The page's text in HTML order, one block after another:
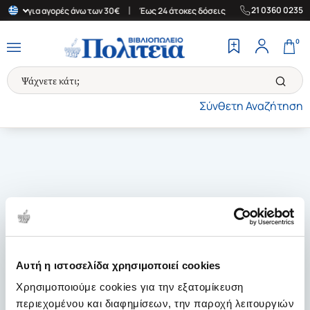
Αυτή η ιστοσελίδα χρησιμοποιεί cookies
Χρησιμοποιούμε cookies για την εξατομίκευση
περιεχομένου και διαφημίσεων, την παροχή λειτουργιών
για αγορές άνω των 30€ Έως 24 άτοκες δόσεις | Δωρεάν
21 0360 0235
Σύνθετη Αναζήτηση
0